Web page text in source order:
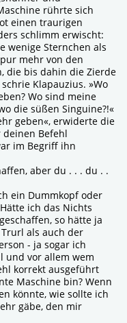
rührte sich
einen traurigen
schlimm erwischt:
wenige Sternchen als
mehr von den
die bis dahin die Zierde
Klapauzius. »Wo
Wo sind meine
die süßen Singuine?!«
geben«, erwiderte die
Befehl
im Begriff ihn
aber du . . . du . .
ein Dummkopf oder
ich das Nichts
so hätte ja
als auch der
- ja sogar ich
und vor allem wem
korrekt ausgeführt
Maschine bin? Wenn
könnte, wie sollte ich
gäbe, den mir